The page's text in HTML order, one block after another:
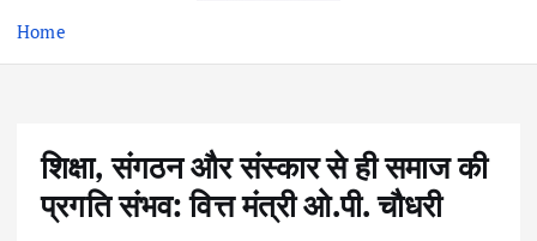
Home
शिक्षा, संगठन और संस्कार से ही समाज की
प्रगति संभव: वित्त मंत्री ओ.पी. चौधरी